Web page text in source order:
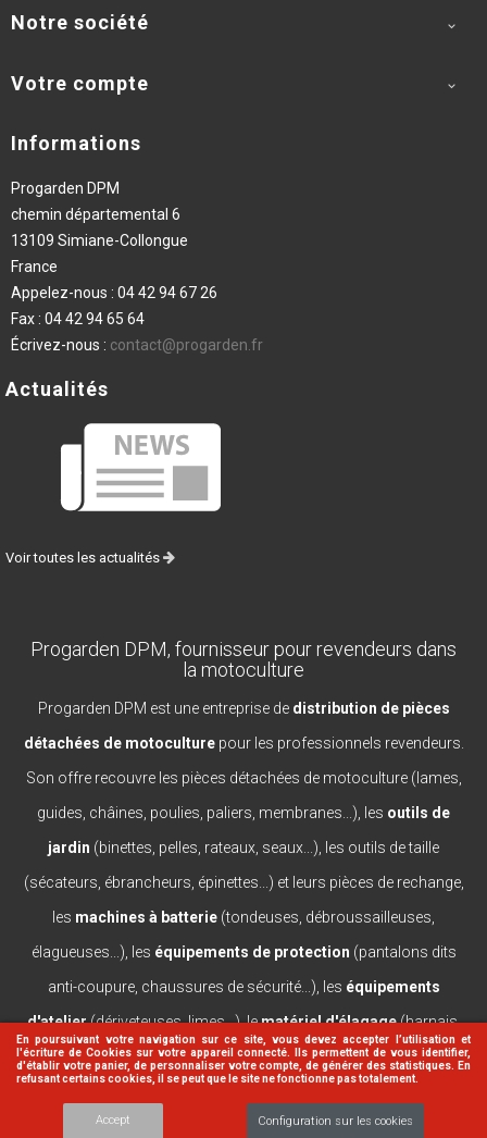
En poursuivant votre navigation sur ce site, vous devez accepter l’utilisation et
l'écriture de Cookies sur votre appareil connecté. Ils permettent de vous identifier,
d'établir votre panier, de personnaliser votre compte, de générer des statistiques. En
refusant certains cookies, il se peut que le site ne fonctionne pas totalement.
Accept Configuration sur les cookies
Notre société 
Votre compte 
Informations
Progarden DPM
chemin départemental 6
13109 Simiane-Collongue
France
Appelez-nous : 04 42 94 67 26
Fax : 04 42 94 65 64
Écrivez-nous : contact@progarden.fr
Actualités
Voir toutes les actualités
Progarden DPM, fournisseur pour revendeurs dans
la motoculture
Progarden DPM est une entreprise de distribution de pièces
détachées de motoculturepour les professionnels revendeurs.
Son offre recouvre les pièces détachées de motoculture (lames,
guides, châines, poulies, paliers, membranes...), les outils de
jardin (binettes, pelles, rateaux, seaux...), les outils de taille
(sécateurs, ébrancheurs, épinettes...) et leurs pièces de rechange,
les machines à batterie (tondeuses, débroussailleuses,
élagueuses...), les équipements de protection (pantalons dits
anti-coupure, chaussures de sécurité...), les équipements
d'atelier(dériveteuses, limes...), lematériel d'élagage(harnais,
casques, lanceurs...).